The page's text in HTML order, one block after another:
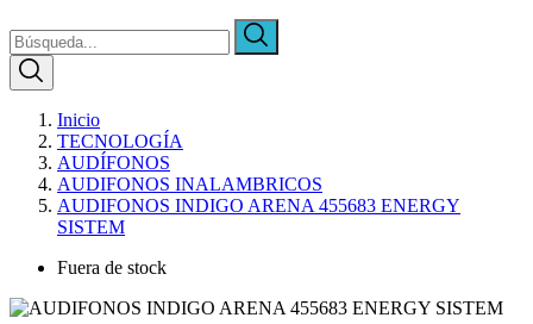
Inicio
TECNOLOGÍA
AUDÍFONOS
AUDIFONOS INALAMBRICOS
AUDIFONOS INDIGO ARENA 455683 ENERGY
SISTEM
Fuera de stock